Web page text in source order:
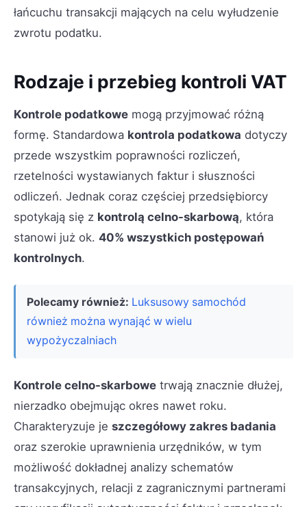
łańcuchu transakcji mających na celu wyłudzenie
zwrotu podatku.
Rodzaje i przebieg kontroli VAT
Kontrole podatkowe mogą przyjmować różną
formę. Standardowa kontrola podatkowa dotyczy
przede wszystkim poprawności rozliczeń,
rzetelności wystawianych faktur i słuszności
odliczeń. Jednak coraz częściej przedsiębiorcy
spotykają się z kontrolą celno-skarbową, która
stanowi już ok. 40% wszystkich postępowań
kontrolnych.
Polecamy również: Luksusowy samochód
również można wynająć w wielu
wypożyczalniach
Kontrole celno-skarbowe trwają znacznie dłużej,
nierzadko obejmując okres nawet roku.
Charakteryzuje je szczegółowy zakres badania
oraz szerokie uprawnienia urzędników, w tym
możliwość dokładnej analizy schematów
transakcyjnych, relacji z zagranicznymi partnerami